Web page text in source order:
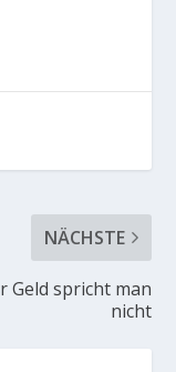
NÄCHSTE
Geld spricht man
nicht